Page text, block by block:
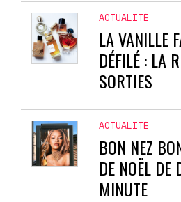
ACTUALITÉ
LA VANILLE
DÉFILÉ : LA
SORTIES
ACTUALITÉ
BON NEZ
DE NOËL DE
MINUTE